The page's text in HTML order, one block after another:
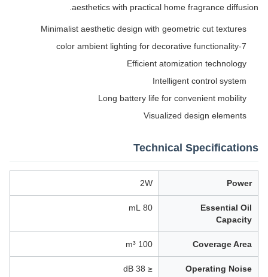
aesthetics with practical home fragrance diffusion.
Minimalist aesthetic design with geometric cut textures
7-color ambient lighting for decorative functionality
Efficient atomization technology
Intelligent control system
Long battery life for convenient mobility
Visualized design elements
Technical Specifications
Power
2W
Essential Oil
Capacity
80 mL
Coverage Area
100 m³
Operating Noise
≤ 38 dB